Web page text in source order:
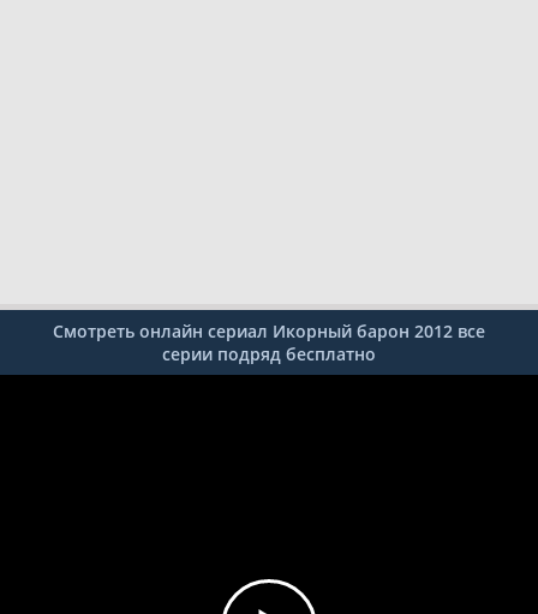
Смотреть онлайн сериал Икорный барон 2012 все
серии подряд бесплатно